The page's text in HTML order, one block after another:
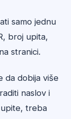
samo jednu
broj upita,
stranici.
da dobija više
naslov i
treba